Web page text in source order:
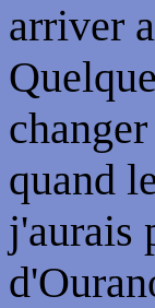
arriver
quand
j'aurais